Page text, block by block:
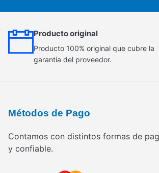
Producto original
Producto 100% original que cubre la
garantía del proveedor.
Métodos de Pago
Contamos con distintos formas de
y confiable.